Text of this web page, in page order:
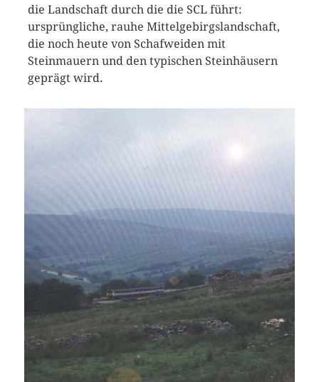
die Landschaft durch die die SCL führt:
ursprüngliche, rauhe Mittelgebirgslandschaft,
die noch heute von Schafweiden mit
Steinmauern und den typischen Steinhäusern
geprägt wird.